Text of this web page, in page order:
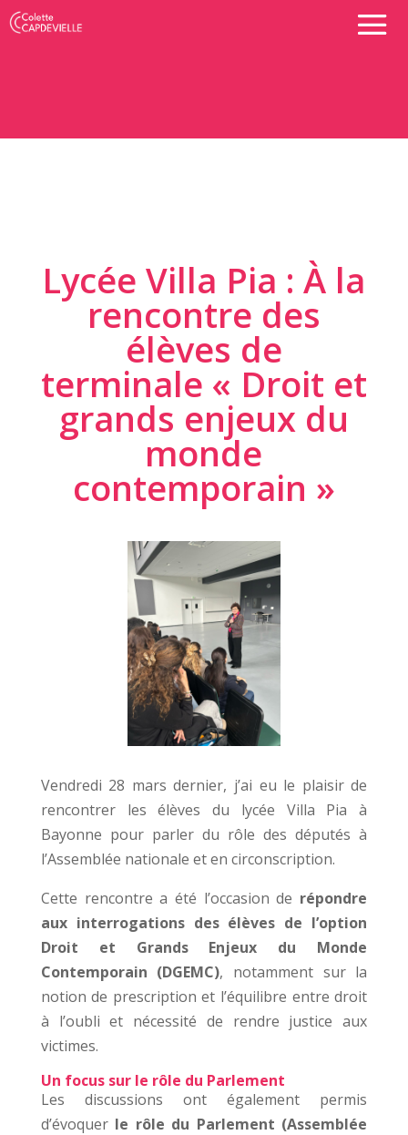
Lycée Villa Pia : À la
rencontre des
élèves de
terminale « Droit et
grands enjeux du
monde
contemporain »
Vendredi 28 mars dernier, j’ai eu le plaisir de
rencontrer les élèves du lycée Villa Pia à
Bayonne pour parler du rôle des députés à
l’Assemblée nationale et en circonscription.
Cette rencontre a été l’occasion de répondre
aux interrogations des élèves de l’option
Droit et Grands Enjeux du Monde
Contemporain (DGEMC), notamment sur la
notion de prescription et l’équilibre entre droit
à l’oubli et nécessité de rendre justice aux
victimes.
Un focus sur le rôle du Parlement
Les discussions ont également permis
d’évoquer le rôle du Parlement (Assemblée